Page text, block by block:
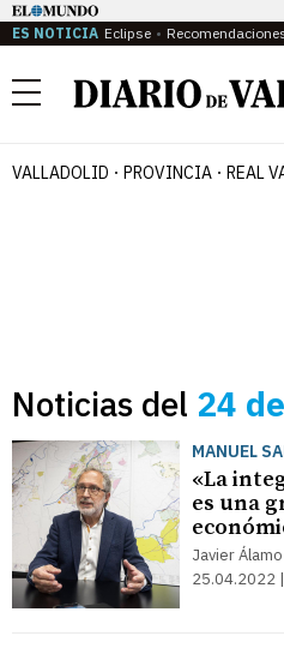
ES NOTICIA Eclipse
Menú
VALLADOLID PROVINCIA REAL
Noticias del 24
MANUEL
«La
es una
Javier Álamo
25.04.2022